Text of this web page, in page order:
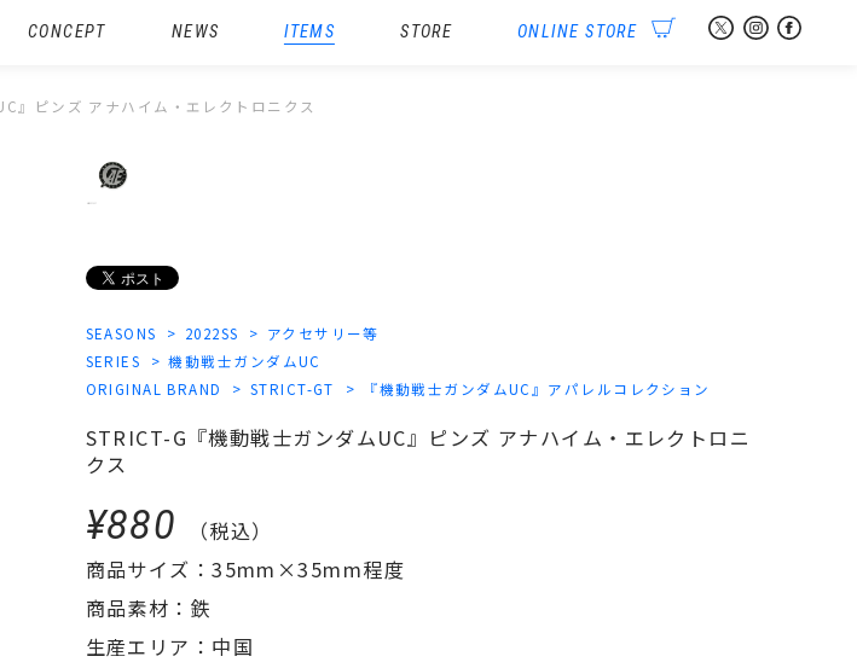
ITEMS
CONCEPT NEWS STORE ONLINE STORE
』ピンズ アナハイム・エレクトロニクス
SEASONS 2022SS
アクセサリー等
SERIES
機動戦士ガンダムUC
ORIGINAL BRAND
STRICT-GT 『機動戦士ガンダムUC』アパレルコレクション
STRICT-G『機動戦士ガンダムUC』ピンズ アナハイム・エレクトロニ
クス
¥880
（税込）
商品サイズ：35mm×35mm程度
商品素材：鉄
生産エリア：中国